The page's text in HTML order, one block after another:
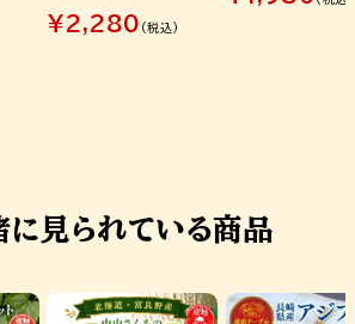
¥2,280 (税込)
に見られている商品